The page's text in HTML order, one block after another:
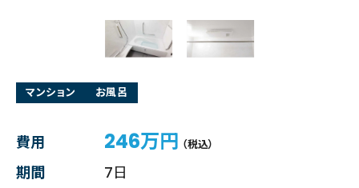
マンション お風呂
費用 246万円 （税込）
期間
7日